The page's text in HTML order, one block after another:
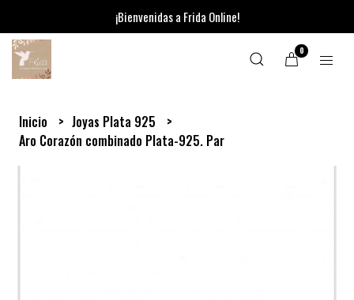
¡Bienvenidas a Frida Online!
0
Inicio
Joyas Plata 925
Aro Corazón combinado Plata-925. Par